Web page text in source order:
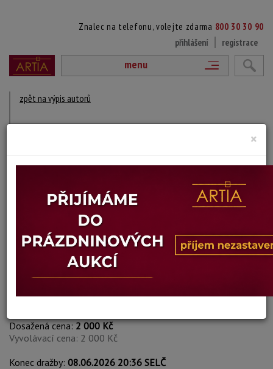
Znalec na telefonu, volejte zdarma 800 30 30 90
přihlášení
registrace
menu
zpět na výpis autorů
1861 - 1928
DÍLA V AUKCÍCH
Max Merker
127. PASAČKA HUS
Dosažená cena:2 000 Kč
Vyvolávací cena: 2 000 Kč
Konec dražby: 08.06.2026 20:36 SELČ
×